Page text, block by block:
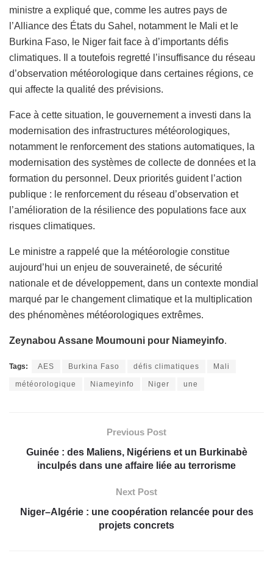
ministre a expliqué que, comme les autres pays de
l’Alliance des États du Sahel, notamment le Mali et le
Burkina Faso, le Niger fait face à d’importants défis
climatiques. Il a toutefois regretté l’insuffisance du réseau
d’observation météorologique dans certaines régions, ce
qui affecte la qualité des prévisions.
Face à cette situation, le gouvernement a investi dans la
modernisation des infrastructures météorologiques,
notamment le renforcement des stations automatiques, la
modernisation des systèmes de collecte de données et la
formation du personnel. Deux priorités guident l’action
publique : le renforcement du réseau d’observation et
l’amélioration de la résilience des populations face aux
risques climatiques.
Le ministre a rappelé que la météorologie constitue
aujourd’hui un enjeu de souveraineté, de sécurité
nationale et de développement, dans un contexte mondial
marqué par le changement climatique et la multiplication
des phénomènes météorologiques extrêmes.
Zeynabou Assane Moumouni pour Niameyinfo.
Tags: AES Burkina Faso défis climatiques Mali
météorologique Niameyinfo Niger une
Previous Post
Guinée : des Maliens, Nigériens et un Burkinabè
inculpés dans une affaire liée au terrorisme
Next Post
Niger–Algérie : une coopération relancée pour des
projets concrets